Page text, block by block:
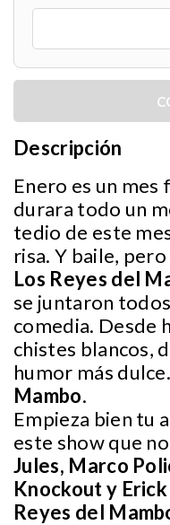
Descripción
Enero es un mes
durara todo un
tedio de este
risa. Y baile,
Los Reyes del
se juntaron
comedia. Desde
chistes blancos,
humor más
Mambo.
Empieza bien tu
este show que
Jules, Marco
Knockout y
Reyes del